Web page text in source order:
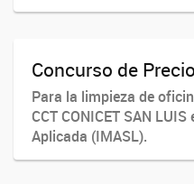
Concurso de
Para la limpieza de
CCT CONICET SAN
Aplicada (IMASL).